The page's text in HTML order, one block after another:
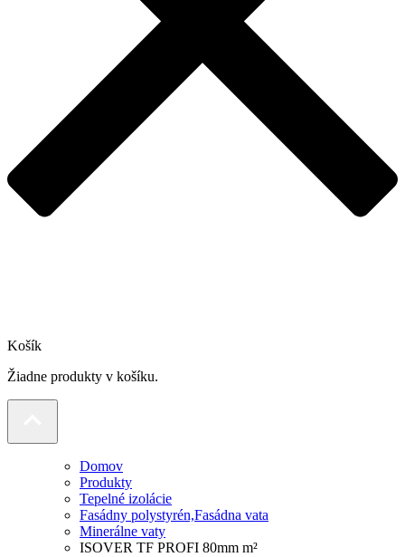
Košík
Žiadne produkty v košíku.
Domov
Produkty
Tepelné izolácie
Fasádny polystyrén,Fasádna vata
Minerálne vaty
ISOVER TF PROFI 80mm m²